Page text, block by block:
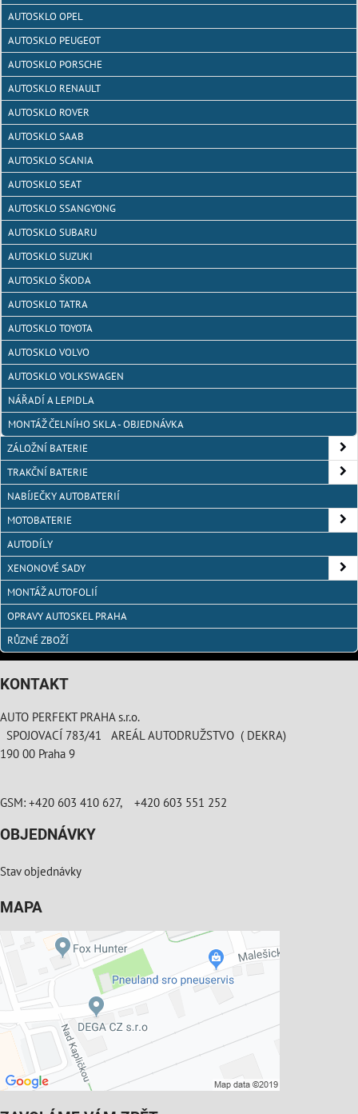
AUTOSKLO OPEL
AUTOSKLO PEUGEOT
AUTOSKLO PORSCHE
AUTOSKLO RENAULT
AUTOSKLO ROVER
AUTOSKLO SAAB
AUTOSKLO SCANIA
AUTOSKLO SEAT
AUTOSKLO SSANGYONG
AUTOSKLO SUBARU
AUTOSKLO SUZUKI
AUTOSKLO ŠKODA
AUTOSKLO TATRA
AUTOSKLO TOYOTA
AUTOSKLO VOLVO
AUTOSKLO VOLKSWAGEN
NÁŘADÍ A LEPIDLA
MONTÁŽ ČELNÍHO SKLA - OBJEDNÁVKA
ZÁLOŽNÍ BATERIE
TRAKČNÍ BATERIE
NABÍJEČKY AUTOBATERIÍ
MOTOBATERIE
AUTODÍLY
XENONOVÉ SADY
MONTÁŽ AUTOFOLIÍ
OPRAVY AUTOSKEL PRAHA
RŮZNÉ ZBOŽÍ
KONTAKT
AUTO PERFEKT PRAHA s.r.o.
SPOJOVACÍ 783/41 AREÁL AUTODRUŽSTVO ( DEKRA)
190 00 Praha 9
GSM: +420 603 410 627, +420 603 551 252
OBJEDNÁVKY
Stav objednávky
MAPA